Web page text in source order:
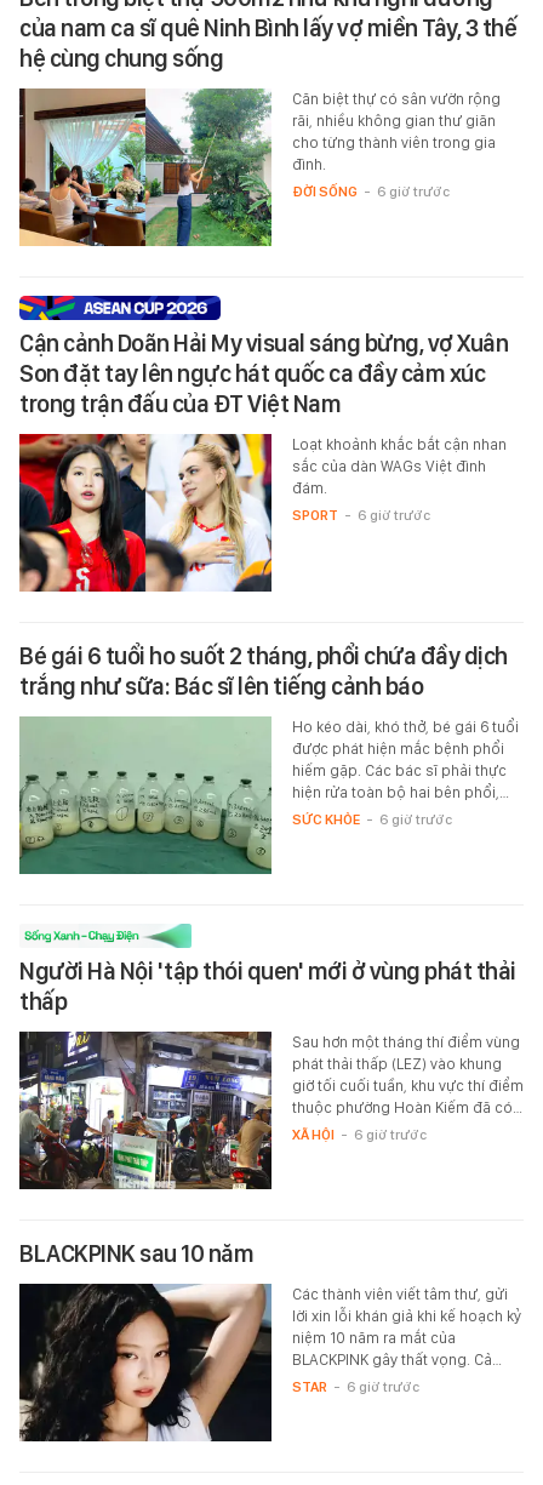
của nam ca sĩ quê Ninh Bình lấy vợ miền Tây, 3 thế
hệ cùng chung sống
Căn biệt thự có sân vườn rộng
rãi, nhiều không gian thư giãn
cho từng thành viên trong gia
đình.
ĐỜI SỐNG - 6 giờ trước
Cận cảnh Doãn Hải My visual sáng bừng, vợ Xuân
Son đặt tay lên ngực hát quốc ca đầy cảm xúc
trong trận đấu của ĐT Việt Nam
Loạt khoảnh khắc bắt cận nhan
sắc của dàn WAGs Việt đình
đám.
SPORT - 6 giờ trước
Bé gái 6 tuổi ho suốt 2 tháng, phổi chứa đầy dịch
trắng như sữa: Bác sĩ lên tiếng cảnh báo
Ho kéo dài, khó thở, bé gái 6 tuổi
được phát hiện mắc bệnh phổi
hiếm gặp. Các bác sĩ phải thực
hiện rửa toàn bộ hai bên phổi,…
SỨC KHỎE - 6 giờ trước
Người Hà Nội 'tập thói quen' mới ở vùng phát thải
thấp
Sau hơn một tháng thí điểm vùng
phát thải thấp (LEZ) vào khung
giờ tối cuối tuần, khu vực thí điểm
thuộc phường Hoàn Kiếm đã có…
XÃ HỘI - 6 giờ trước
BLACKPINK sau 10 năm
Các thành viên viết tâm thư, gửi
lời xin lỗi khán giả khi kế hoạch kỷ
niệm 10 năm ra mắt của
BLACKPINK gây thất vọng. Cả…
STAR - 6 giờ trước